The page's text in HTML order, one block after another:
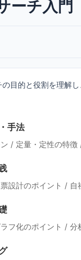
ーチ入門
目的と役割を理解
手法
/ 定量・定性の特
設計のポイント / 自
フ化のポイント / 分